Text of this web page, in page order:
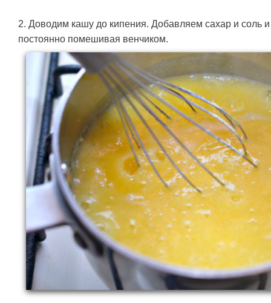
2. Доводим кашу до кипения. Добавляем сахар и соль
постоянно помешивая венчиком.